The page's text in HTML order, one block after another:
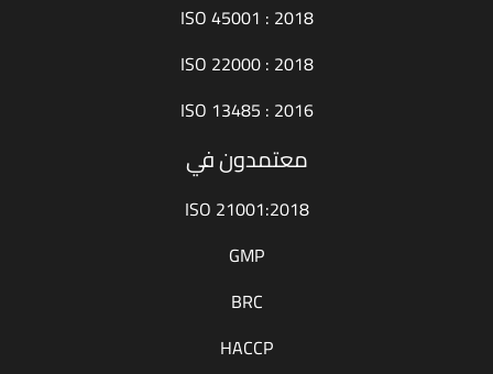
ISO 45001 : 2018
ISO 22000 : 2018
ISO 13485 : 2016
معتمدون في
ISO 21001:2018
GMP
BRC
HACCP